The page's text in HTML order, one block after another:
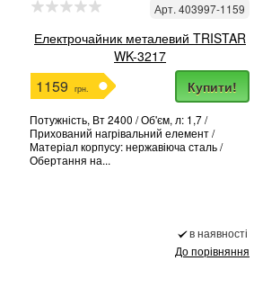
Арт. 403997-1159
Електрочайник металевий TRISTAR
WK-3217
1159 грн. Купити!
Потужність, Вт 2400 / Об'єм, л: 1,7 /
Прихований нагрівальний елемент /
Матеріал корпусу: нержавіюча сталь /
Обертання на...
в наявності
До порівняння